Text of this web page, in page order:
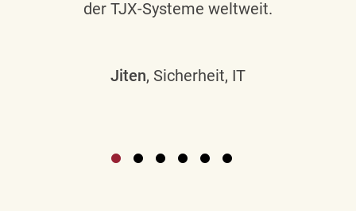
der TJX-Systeme weltweit.
Jiten, Sicherheit, IT